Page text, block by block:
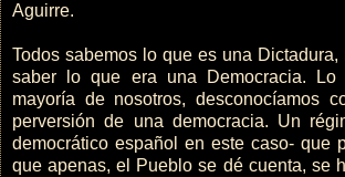
Aguirre.
Todos sabemos lo que es una Dictadura,
saber lo que era una Democracia.
mayoría de nosotros, desconocíamos
perversión de una democracia. Un
democrático español en este caso- que
que apenas, el Pueblo se dé cuenta, se